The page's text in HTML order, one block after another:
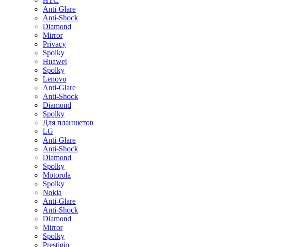
Anti-Glare
Anti-Shock
Diamond
Mirror
Privacy
Spolky
Huawei
Spolky
Lenovo
Anti-Glare
Anti-Shock
Diamond
Spolky
Для планшетов
LG
Anti-Glare
Anti-Shock
Diamond
Spolky
Motorola
Spolky
Nokia
Anti-Glare
Anti-Shock
Diamond
Mirror
Spolky
Prestigio